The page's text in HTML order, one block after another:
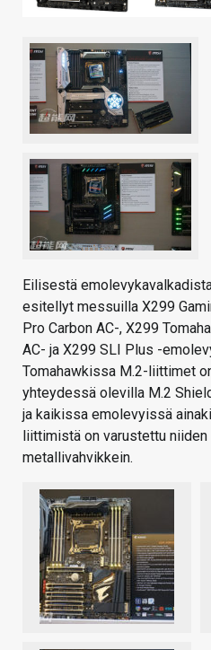
Eilisestä
esitellyt messuilla X299
Pro Carbon AC-, X299
AC- ja X299 SLI Plus -
Tomahawkissa M.2-liittimet
yhteydessä olevilla M.2
ja kaikissa emolevyissä
liittimistä on varustettu
metallivahvikkein.